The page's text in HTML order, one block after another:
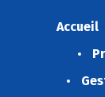
Accueil